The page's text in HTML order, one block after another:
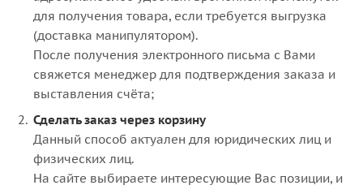
для получения товара, если требуется выгрузка
(доставка манипулятором).
После получения электронного письма с Вами
свяжется менеджер для подтверждения заказа и
выставления счёта;
Сделать заказ через корзину
Данный способ актуален для юридических лиц и
физических лиц.
На сайте выбираете интересующие Вас позиции, и